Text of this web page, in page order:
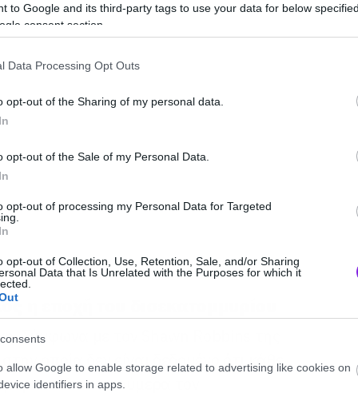
to Google and its third-party tags to use your data for below
consent section.
Data Processing Opt Outs
opt-out of the Sharing of my personal data.
opt-out of the Sale of my Personal Data.
opt-out of processing my Personal Data for Targeted
opt-out of Collection, Use, Retention, Sale, and/or Sharing
Data that Is Unrelated with the Purposes for which it
allow Google to enable storage related to advertising like cookies on
identifiers in apps.
η εποχή του δισεκατομμυρίου
Σύμφωνα με τον Shawn Robbins της
οποία δεν είναι δεδομένο ότι κάθε
Και τα νούμερα τον